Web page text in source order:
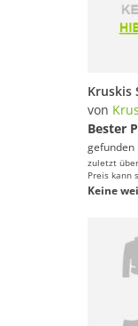
von
Bester
gefunden
zuletzt
Preis kann
Keine